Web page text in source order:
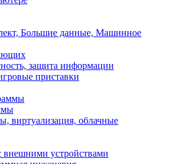
Большие данные, Машинное
защита информации
приставки
виртуализация, облачные
устройствами